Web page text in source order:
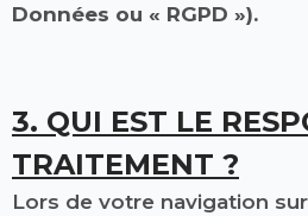
Données ou « RGPD »).
3. QUI EST LE
TRAITEMENT ?
Lors de votre navigation